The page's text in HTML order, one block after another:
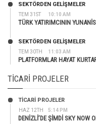
TEM 31ST 10:10 AM
SEKTÖRDEN GELIŞMELER
TÜRK YATIRIMCININ
TEM 30TH 11:03 AM
SEKTÖRDEN GELIŞMELER
PLATFORMLAR HAYAT
TICARI PROJELER
HAZ 12TH 5:14 PM
TİCARİ PROJELER
DENİZLİ’DE ŞİMDİ SKY NOW